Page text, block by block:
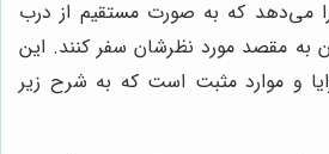
می‌دهد که به صورت مستقیم از درب
به مقصد مورد نظرشان سفر کنند. این
و موارد مثبت است که به شرح زیر